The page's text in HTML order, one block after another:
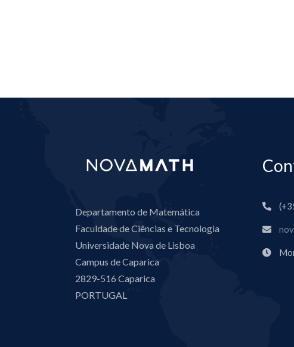
Departamento de Matemática
Faculdade de Ciências e Tecnologia
Universidade Nova de Lisboa
Campus de Caparica
2829-516 Caparica
PORTUGAL